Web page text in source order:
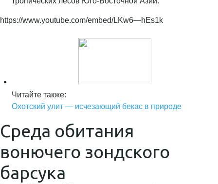
https://www.youtube.com/embed/LKw6—hEs1k
Читайте также:
Охотский улит — исчезающий бекас в природе
Среда обитания
вонючего зондского
барсука